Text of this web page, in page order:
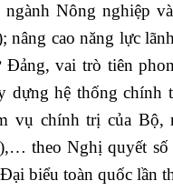
ngành Nông nghiệp
nâng cao năng lực
Đảng, vai trò tiên
dựng hệ thống chính
vụ chính trị của
theo Nghị quyết số
biểu toàn quốc lần